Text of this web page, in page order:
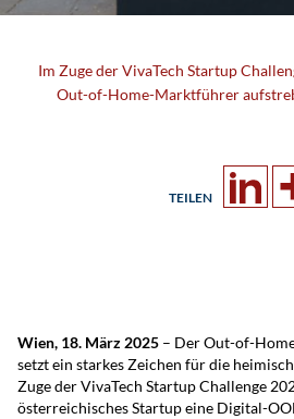
Im Zuge der VivaTech Startup
Out-of-Home-Marktführer
TEILEN
Wien, 18. März 2025 – Der Out-of-
setzt ein starkes Zeichen für die
Zuge der VivaTech Startup Challenge
österreichisches Startup eine Digital-